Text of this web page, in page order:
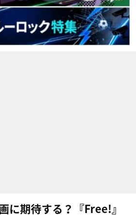
に期待する？『Free!』